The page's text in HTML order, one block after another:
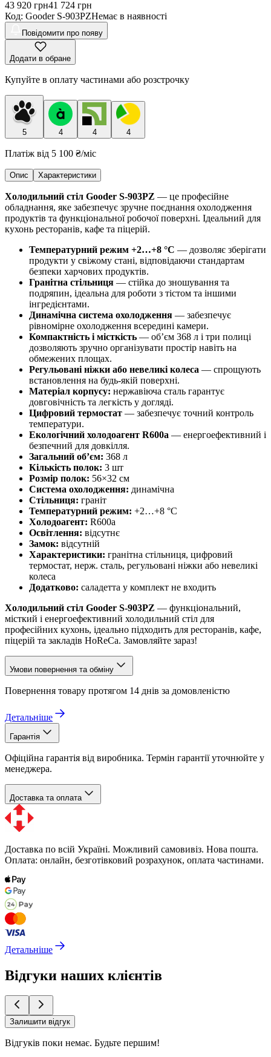
43 920 грн41 724 грн
Код: Gooder S-903PZНемає в наявності
Повідомити про появу
Додати в обране
Купуйте в оплату частинами або розстрочку
5 4 4 4
Платіж від 5 100 ₴/міс
Опис Характеристики
Холодильний стіл Gooder S-903PZ — це професійне
обладнання, яке забезпечує зручне поєднання охолодження
продуктів та функціональної робочої поверхні. Ідеальний для
кухонь ресторанів, кафе та піцерій.
Температурний режим +2…+8 °C — дозволяє зберігати
продукти у свіжому стані, відповідаючи стандартам
безпеки харчових продуктів.
Гранітна стільниця — стійка до зношування та
подряпин, ідеальна для роботи з тістом та іншими
інгредієнтами.
Динамічна система охолодження — забезпечує
рівномірне охолодження всередині камери.
Компактність і місткість — об’єм 368 л і три полиці
дозволяють зручно організувати простір навіть на
обмежених площах.
Регульовані ніжки або невеликі колеса — спрощують
встановлення на будь-якій поверхні.
Матеріал корпусу: нержавіюча сталь гарантує
довговічність та легкість у догляді.
Цифровий термостат — забезпечує точний контроль
температури.
Екологічний холодоагент R600a — енергоефективний і
безпечний для довкілля.
Загальний об’єм: 368 л
Кількість полок: 3 шт
Розмір полок: 56×32 см
Система охолодження: динамічна
Стільниця: граніт
Температурний режим: +2…+8 °C
Холодоагент: R600a
Освітлення: відсутнє
Замок: відсутній
Характеристики: гранітна стільниця, цифровий
термостат, нерж. сталь, регульовані ніжки або невеликі
колеса
Додатково: саладетта у комплект не входить
Холодильний стіл Gooder S-903PZ — функціональний,
місткий і енергоефективний холодильний стіл для
професійних кухонь, ідеально підходить для ресторанів, кафе,
піцерій та закладів HoReCa. Замовляйте зараз!
Умови повернення та обміну
Повернення товару протягом 14 днів за домовленістю
Детальніше
Гарантія
Офіційна гарантія від виробника. Термін гарантії уточнюйте у
менеджера.
Доставка та оплата
Доставка по всій Україні. Можливий самовивіз. Нова пошта.
Оплата: онлайн, безготівковий розрахунок, оплата частинами.
Детальніше
Відгуки наших клієнтів
Залишити відгук
Відгуків поки немає. Будьте першим!